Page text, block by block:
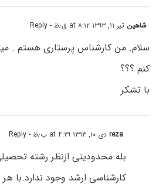
شاهین تیر ۱۱, ۱۳۹۳ at ۸:۱۲ ق٫ظ - Reply
سلام. من کارشناس پرستاری هستم .
کنم ؟؟؟
با تشکر
rezaدی ۱۰, ۱۳۹۳ at ۴:۲۹ ب٫ظ - Reply
بله محدودیتی ازنظر رشته
کارشناسی ارشد وجود ندارد.با